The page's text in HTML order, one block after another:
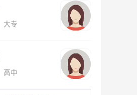
大专
高中